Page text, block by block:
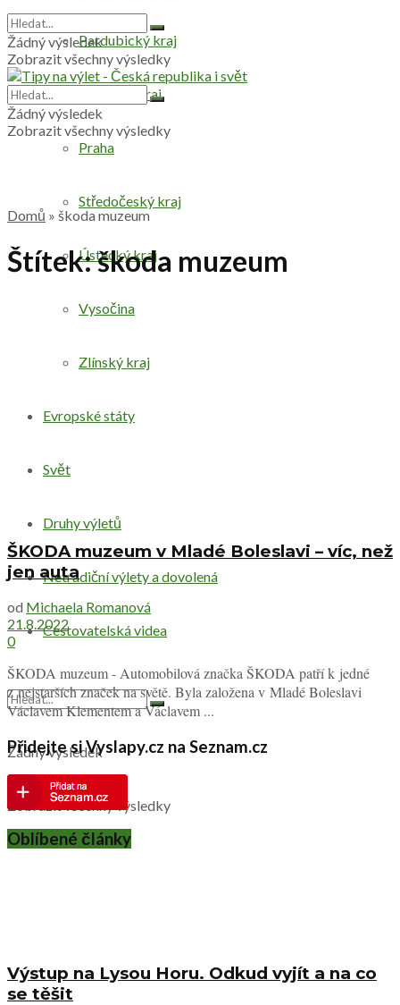
Pardubický kraj
Plzeňský kraj
Praha
Středočeský kraj
Ústecký kraj
Vysočina
Zlínský kraj
Evropské státy
Svět
Druhy výletů
Netradiční výlety a dovolená
Cestovatelská videa
Žádný výsledek
Zobrazit všechny výsledky
Žádný výsledek
Zobrazit všechny výsledky
Žádný výsledek
Zobrazit všechny výsledky
Domů » škoda muzeum
Štítek:škoda muzeum
ŠKODA muzeum v Mladé Boleslavi – víc, než
jen auta
od Michaela Romanová
21.8.2022
0
ŠKODA muzeum - Automobilová značka ŠKODA patří k jedné
z nejstarších značek na světě. Byla založena v Mladé Boleslavi
Václavem Klementem a Václavem ...
Přidejte si Vyslapy.cz na Seznam.cz
Oblíbené články
Výstup na Lysou Horu. Odkud vyjít a na co
se těšit